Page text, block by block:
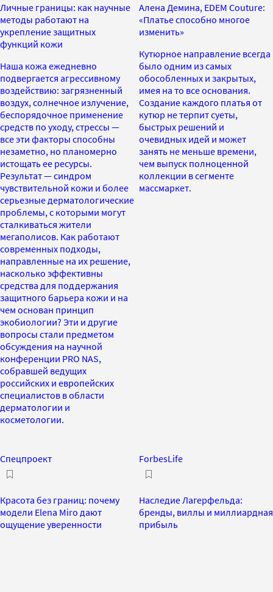
Личные границы: как научные
методы работают на
укрепление защитных
функций кожи
Наша кожа ежедневно
подвергается агрессивному
воздействию: загрязненный
воздух, солнечное излучение,
беспорядочное применение
средств по уходу, стрессы —
все эти факторы способны
незаметно, но планомерно
истощать ее ресурсы.
Результат — синдром
чувствительной кожи и более
серьезные дерматологические
проблемы, с которыми могут
сталкиваться жители
мегаполисов. Как работают
современных подходы,
направленные на их решение,
насколько эффективны
средства для поддержания
защитного барьера кожи и на
чем основан принцип
экобиологии? Эти и другие
вопросы стали предметом
обсуждения на научной
конференции PRO NAS,
собравшей ведущих
российских и европейских
специалистов в области
дерматологии и
косметологии.
Алена Демина, EDEM Сouture:
«Платье способно многое
изменить»
Кутюрное направление всегда
было одним из самых
обособленных и закрытых,
имея на то все основания.
Создание каждого платья от
кутюр не терпит суеты,
быстрых решений и
очевидных идей и может
занять не меньше времени,
чем выпуск полноценной
коллекции в сегменте
массмаркет.
Спецпроект
Красота без границ: почему
модели Elena Miro дают
ощущение уверенности
ForbesLife
Наследие Лагерфельда:
бренды, виллы и миллиардная
прибыль